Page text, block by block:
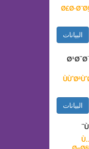
البيانات
البيانات